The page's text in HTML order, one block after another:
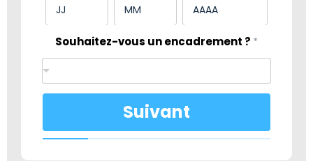
Souhaitez-vous un encadrement ? *
Suivant